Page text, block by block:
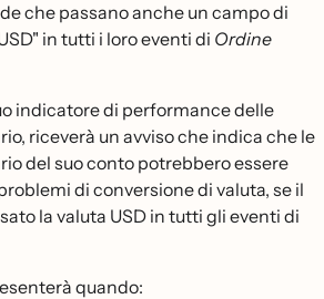
che passano anche un campo di
in tutti i loro eventi di Ordine
indicatore di performance delle
riceverà un avviso che indica che le
del suo conto potrebbero essere
di conversione di valuta, se il
la valuta USD in tutti gli eventi di
quando: